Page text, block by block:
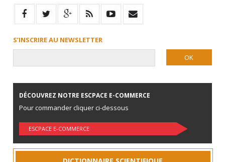
S’INSCRIRE AU NEWSLETTER
DÉCOUVREZ NOTRE ESCPACE E-COMMERCE
Pour commander cliquer ci-dessous
ESCPACE E-COMMERCE